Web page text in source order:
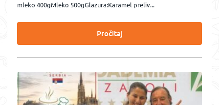
mleko 400gMleko 500gGlazura:Karamel preliv...
Pročitaj